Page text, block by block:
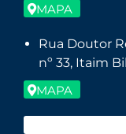
MAPA
Rua Doutor
nº 33, Itaim
MAPA